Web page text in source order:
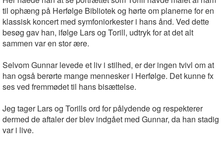
til ophæng på Herfølge Bibliotek og hørte om planerne for en
klassisk koncert med symfoniorkester i hans ånd. Ved dette
besøg gav han, ifølge Lars og Torill, udtryk for at det alt
sammen var en stor ære.
Selvom Gunnar levede et liv i stilhed, er der ingen tvivl om at
han også berørte mange mennesker i Herfølge. Det kunne fx
ses ved fremmødet til hans bisættelse.
Jeg tager Lars og Torills ord for pålydende og respekterer
dermed de aftaler der blev indgået med Gunnar, da han stadig
var i live.